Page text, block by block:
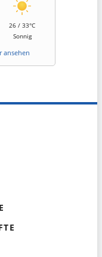
26 / 33°C
Sonnig
ansehen